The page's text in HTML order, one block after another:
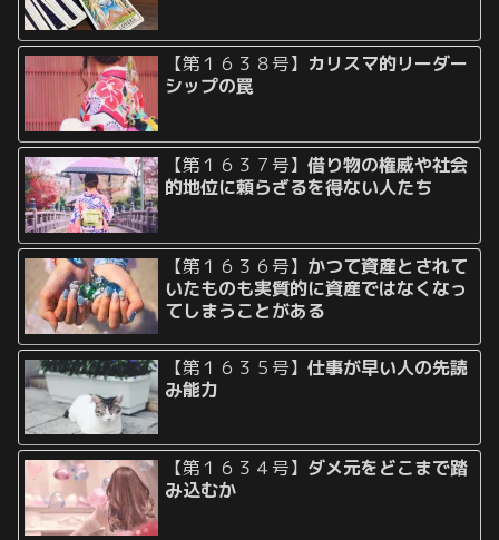
【第１６３８号】 カリスマ的リーダー
シップの罠
【第１６３７号】借り物の権威や社会
的地位に頼らざるを得ない人たち
【第１６３６号】 かつて資産とされて
いたものも実質的に資産ではなくなっ
てしまうことがある
【第１６３５号】仕事が早い人の先読
み能力
【第１６３４号】 ダメ元をどこまで踏
み込むか